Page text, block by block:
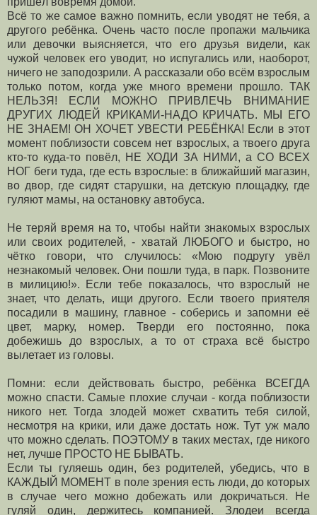
Всё то же самое важно помнить, если уводят не тебя, а
другого ребёнка. Очень часто после пропажи мальчика
или девочки выясняется, что его друзья видели, как
чужой человек его уводит, но испугались или, наоборот,
ничего не заподозрили. А рассказали обо всём взрослым
только потом, когда уже много времени прошло. ТАК
НЕЛЬЗЯ! ЕСЛИ МОЖНО ПРИВЛЕЧЬ ВНИМАНИЕ
ДРУГИХ ЛЮДЕЙ КРИКАМИ-НАДО КРИЧАТЬ. МЫ ЕГО
НЕ ЗНАЕМ! ОН ХОЧЕТ УВЕСТИ РЕБЁНКА! Если в этот
момент поблизости совсем нет взрослых, а твоего друга
кто-то куда-то повёл, НЕ ХОДИ ЗА НИМИ, а СО ВСЕХ
НОГ беги туда, где есть взрослые: в ближайший магазин,
во двор, где сидят старушки, на детскую площадку, где
гуляют мамы, на остановку автобуса.
Не теряй время на то, чтобы найти знакомых взрослых
или своих родителей, - хватай ЛЮБОГО и быстро, но
чётко говори, что случилось: «Мою подругу увёл
незнакомый человек. Они пошли туда, в парк. Позвоните
в милицию!». Если тебе показалось, что взрослый не
знает, что делать, ищи другого. Если твоего приятеля
посадили в машину, главное - соберись и запомни её
цвет, марку, номер. Тверди его постоянно, пока
добежишь до взрослых, а то от страха всё быстро
вылетает из головы.
Помни: если действовать быстро, ребёнка ВСЕГДА
можно спасти. Самые плохие случаи - когда поблизости
никого нет. Тогда злодей может схватить тебя силой,
несмотря на крики, или даже достать нож. Тут уж мало
что можно сделать. ПОЭТОМУ в таких местах, где никого
нет, лучше ПРОСТО НЕ БЫВАТЬ.
Если ты гуляешь один, без родителей, убедись, что в
КАЖДЫЙ МОМЕНТ в поле зрения есть люди, до которых
в случае чего можно добежать или докричаться. Не
гуляй один, держитесь компанией. Злодеи всегда